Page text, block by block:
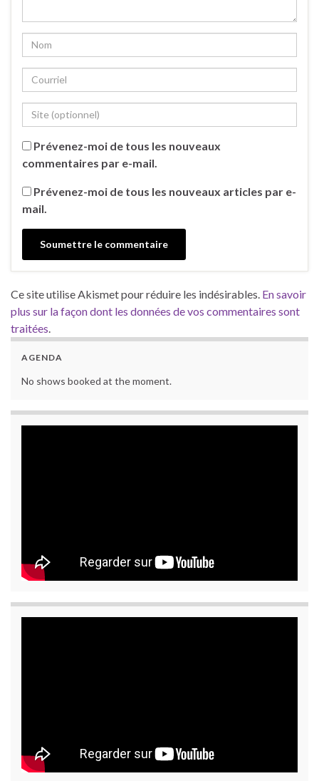
Prévenez-moi de tous les nouveaux
commentaires par e-mail.
Prévenez-moi de tous les nouveaux articles par e-
mail.
Ce site utilise Akismet pour réduire les indésirables. En savoir
plus sur la façon dont les données de vos commentaires sont
traitées
AGENDA
No shows booked at the moment.